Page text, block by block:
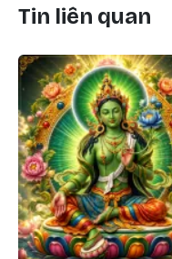
Tin liên quan